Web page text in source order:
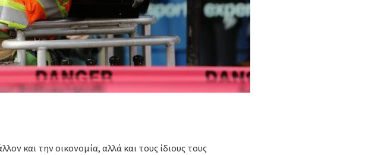
και την οικονομία, αλλά και τους ίδιους τους